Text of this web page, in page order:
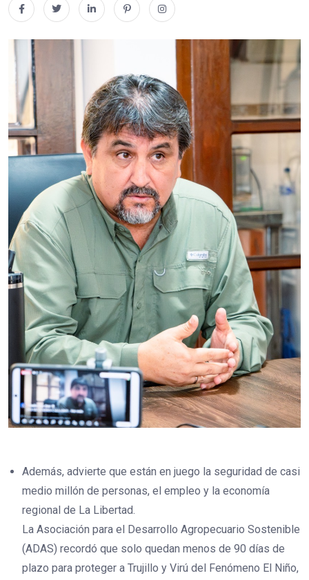
Además, advierte que están en juego la seguridad de casi
medio millón de personas, el empleo y la economía
regional de La Libertad.
La Asociación para el Desarrollo Agropecuario Sostenible
(ADAS) recordó que solo quedan menos de 90 días de
plazo para proteger a Trujillo y Virú del Fenómeno El Niño,